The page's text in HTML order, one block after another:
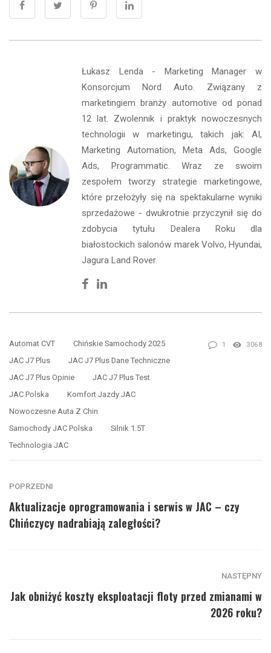
Łukasz Lenda - Marketing Manager w
Konsorcjum Nord Auto. Związany z
marketingiem branży automotive od ponad
12 lat. Zwolennik i praktyk nowoczesnych
technologii w marketingu, takich jak: AI,
Marketing Automation, Meta Ads, Google
Ads, Programmatic. Wraz ze swoim
zespołem tworzy strategie marketingowe,
które przełożyły się na spektakularne wyniki
sprzedażowe - dwukrotnie przyczynił się do
zdobycia tytułu Dealera Roku dla
białostockich salonów marek Volvo, Hyundai,
Jagura Land Rover.
Facebook
Linkedin
Automat CVT
Chińskie Samochody 2025
JAC J7 Plus
JAC J7 Plus Dane Techniczne
JAC J7 Plus Opinie
JAC J7 Plus Test
JAC Polska
Komfort Jazdy JAC
Nowoczesne Auta Z Chin
Samochody JAC Polska
Silnik 1.5T
Technologia JAC
1 3068
POPRZEDNI
Aktualizacje oprogramowania i serwis w JAC – czy
Chińczycy nadrabiają zaległości?
NASTĘPNY
Jak obniżyć koszty eksploatacji floty przed zmianami w
2026 roku?